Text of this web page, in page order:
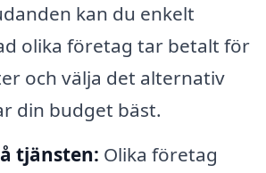
kan du enkelt
olika företag tar betalt för
och välja det alternativ
din budget bäst.
tjänsten: Olika företag